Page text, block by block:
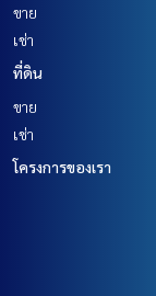
ขาย
เช่า
ที่ดิน
ขาย
เช่า
โครงการของเรา